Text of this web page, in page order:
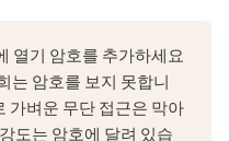
열기 암호를 추가하세요
는 암호를 보지 못합니
가벼운 무단 접근은 막아
도는 암호에 달려 있습